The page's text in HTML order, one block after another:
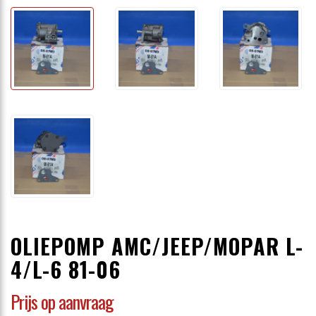
OLIEPOMP AMC/JEEP/MOPAR L-
4/L-6 81-06
Prijs op aanvraag